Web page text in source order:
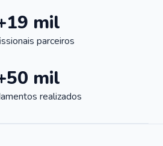
mil
parceiros
mil
realizados